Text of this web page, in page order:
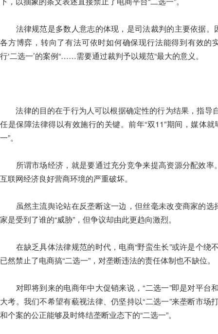
法律规范是多数人意志的体现，是司法裁判的主要依据。
各方博弈，转向了有法可依时如何确保现行法能得到有效的
行‘二选一’的案例“……需要通过裁判予以规范“最大的意义。
法律的目的在于行为人可以根据确定性的行为结果，指导
任是保障法律得以有效施行的关键。前年“双11”期间，媒体
一”。
所谓市场经济，就是要通过充分竞争来提高资源分配效率
互联网经济良好营商环境的严重破坏。
虽然主流舆论站在反垄断这一边，但丝毫未改变商家的选
家是受到了谁的“威胁”，但争议却由此更趋向激烈。
在缺乏具体法律规范的时代，电商“野蛮生长”或许是个绕
已然禁止了电商搞“二选一”，对垄断违法的责任体制也不缺位。
对即将到来的电商年中大促销来说，“二选一”即是对平台
大考。我们不希望有藐视法律、仍坚持以“二选一”来垄断市
和个案的公正能够及时终结垄断业态下的“二选一”。